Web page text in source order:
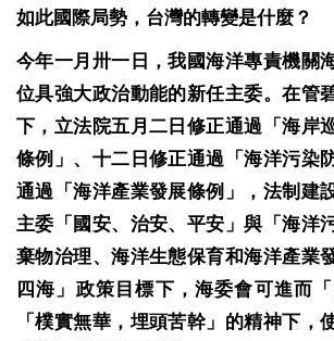
如此國際局勢，台灣的轉變是什麼？
今年一月卅一日，我國海洋專責機關
位具強大政治動能的新任主委。在管
下，立法院五月二日修正通過「海岸
條例」、十二日修正通過「海洋污染
通過「海洋產業發展條例」，法制建
主委「國安、治安、平安」與「海洋
棄物治理、海洋生態保育和海洋產業
四海」政策目標下，海委會可進而
「樸實無華，埋頭苦幹」的精神下，